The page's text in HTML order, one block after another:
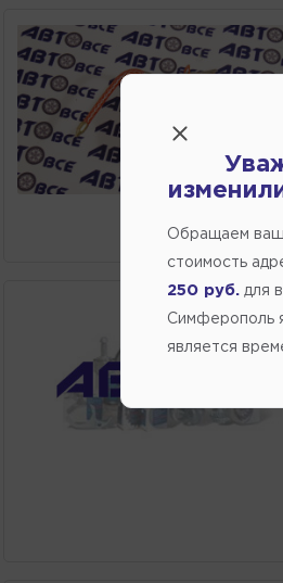
Обращаем
стоимость
250 руб. для
Симферополь
является